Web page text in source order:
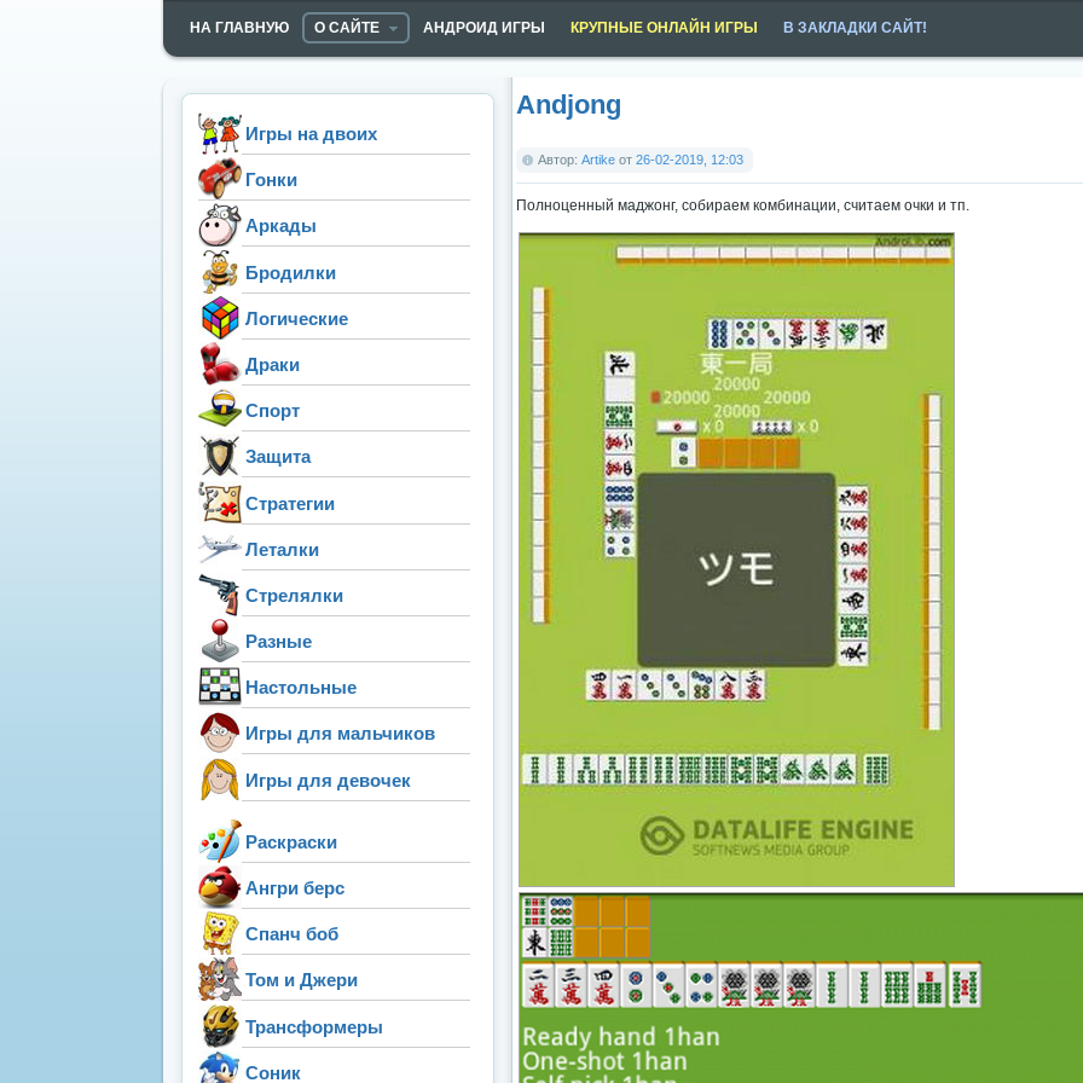
НА ГЛАВНУЮ О САЙТЕ АНДРОИД ИГРЫ КРУПНЫЕ ОНЛАЙН ИГРЫ
В ЗАКЛАДКИ САЙТ!
Andjong
Автор: Artike от 26-02-2019, 12:03
Полноценный маджонг, собираем комбинации, считаем очки и тп.
Игры на двоих
Гонки
Аркады
Бродилки
Логические
Драки
Спорт
Защита
Стратегии
Леталки
Стрелялки
Разные
Настольные
Игры для мальчиков
Игры для девочек
Раскраски
Ангри берс
Спанч боб
Том и Джери
Трансформеры
Соник